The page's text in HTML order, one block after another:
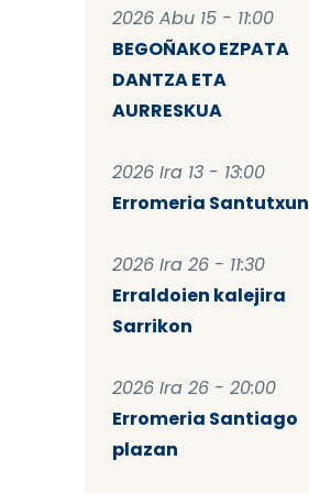
2026 Abu 15 - 11:00
BEGOÑAKO EZPATA
DANTZA ETA
AURRESKUA
2026 Ira 13 - 13:00
Erromeria Santutxun
2026 Ira 26 - 11:30
Erraldoien kalejira
Sarrikon
2026 Ira 26 - 20:00
Erromeria Santiago
plazan